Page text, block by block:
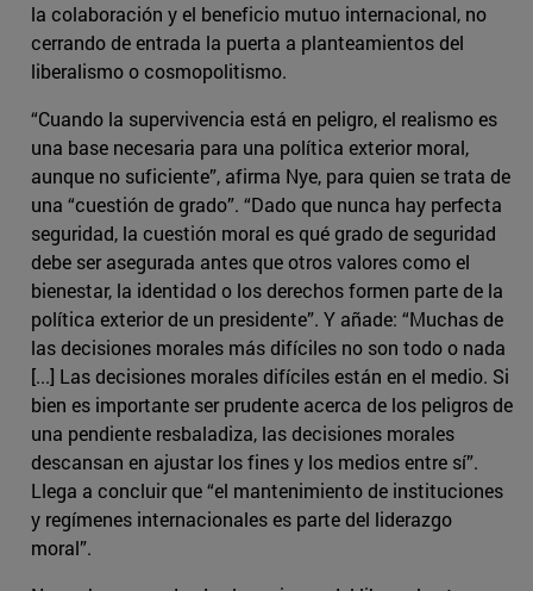
la colaboración y el beneficio mutuo internacional, no
cerrando de entrada la puerta a planteamientos del
liberalismo o cosmopolitismo.
“Cuando la supervivencia está en peligro, el realismo es
una base necesaria para una política exterior moral,
aunque no suficiente”, afirma Nye, para quien se trata de
una “cuestión de grado”. “Dado que nunca hay perfecta
seguridad, la cuestión moral es qué grado de seguridad
debe ser asegurada antes que otros valores como el
bienestar, la identidad o los derechos formen parte de la
política exterior de un presidente”. Y añade: “Muchas de
las decisiones morales más difíciles no son todo o nada
[...] Las decisiones morales difíciles están en el medio. Si
bien es importante ser prudente acerca de los peligros de
una pendiente resbaladiza, las decisiones morales
descansan en ajustar los fines y los medios entre sí”.
Llega a concluir que “el mantenimiento de instituciones
y regímenes internacionales es parte del liderazgo
moral”.